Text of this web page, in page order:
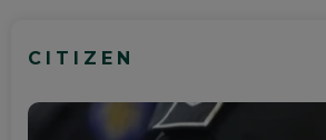
CITIZEN